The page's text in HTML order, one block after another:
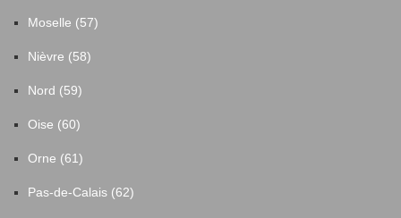
Moselle (57)
Nièvre (58)
Nord (59)
Oise (60)
Orne (61)
Pas-de-Calais (62)